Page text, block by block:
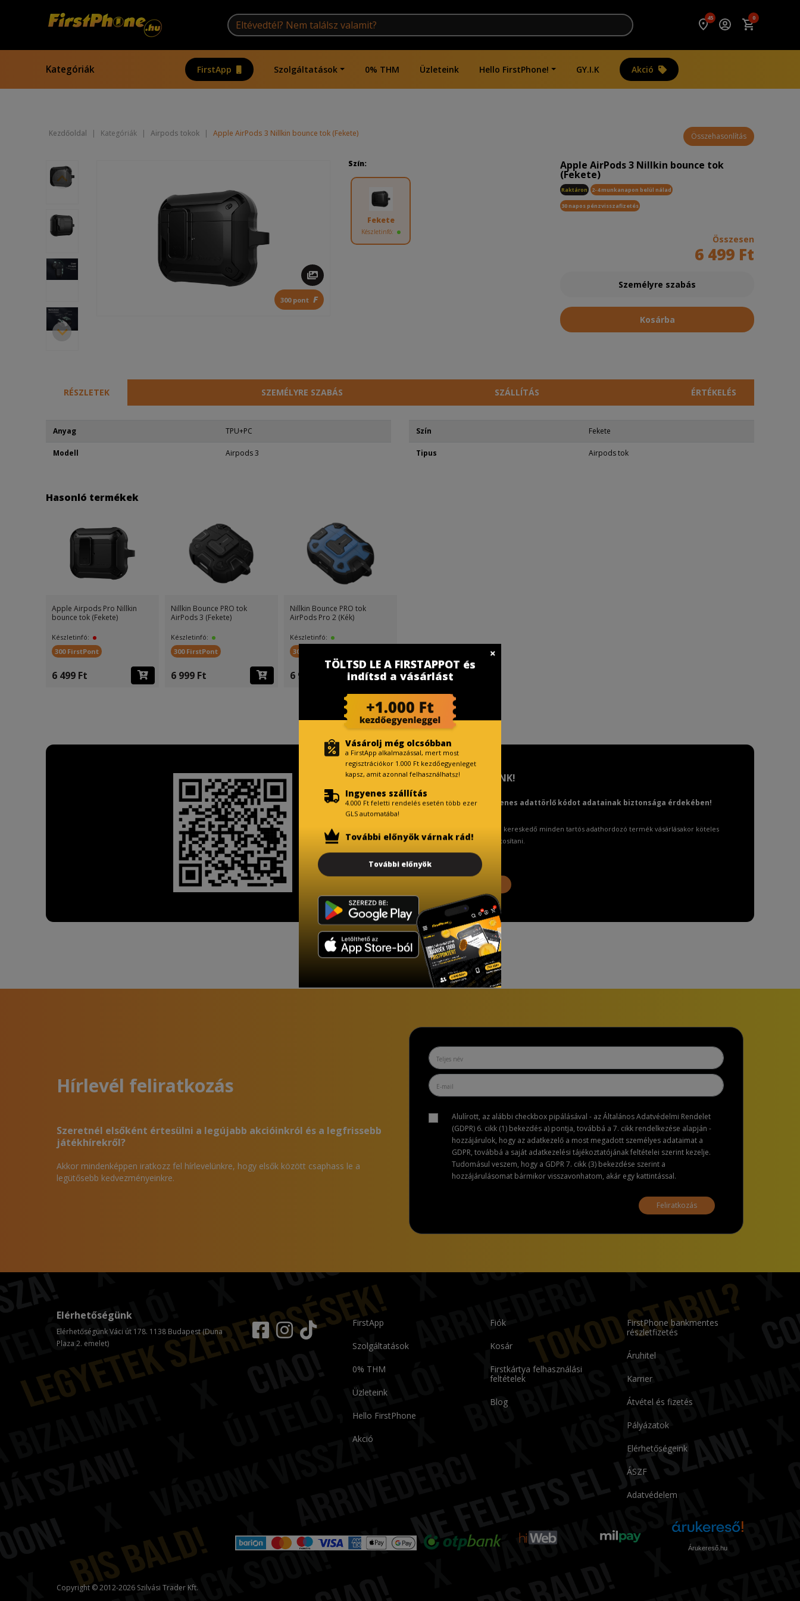
45 0
Kategóriák FirstApp Szolgáltatások 0% THM Üzleteink Hello FirstPhone! GY.I.K Akció
Kezdőoldal | Kategóriák | Airpods tokok | Apple AirPods 3 Nillkin bounce tok (Fekete) Összehasonlítás
300 pont F
Szín:
Fekete
Készletinfó:
Apple AirPods 3 Nillkin bounce tok
(Fekete)
Raktáron 2-4 munkanapon belül nálad
30 napos pénzvisszafizetés
Összesen
6 499 Ft
Személyre szabás
Kosárba
RÉSZLETEK SZEMÉLYRE SZABÁS SZÁLLÍTÁS ÉRTÉKELÉS
Anyag TPU+PC
Modell Airpods 3
Szín Fekete
Tipus Airpods tok
Hasonló termékek
Apple Airpods Pro Nillkin
bounce tok (Fekete)
Készletinfó:
300 FirstPont
6 499 Ft
Nillkin Bounce PRO tok
AirPods 3 (Fekete)
Készletinfó:
300 FirstPont
6 999 Ft
Nillkin Bounce PRO tok
AirPods Pro 2 (Kék)
Készletinfó:
300 FirstPont
6 999 Ft
TISZTELT VÁSÁRLÓNK!
Fizetésnél kérje az ingyenes adattörlő kódot adatainak biztonsága érdekében!
A Kormány döntése alapján a kereskedő minden tartós adathordozó termék vásárlásakor köteles
ingyenes adattörlő kódot biztosítani.
Hírlevél feliratkozás
Szeretnél elsőként értesülni a legújabb akcióinkról és a legfrissebb
játékhírekről?
Akkor mindenképpen iratkozz fel hírlevelünkre, hogy elsők között csaphass le a
legütősebb kedvezményeinkre.
Alulírott, az alábbi checkbox pipálásával - az Általános Adatvédelmi Rendelet
(GDPR) 6. cikk (1) bekezdés a) pontja, továbbá a 7. cikk rendelkezése alapján -
hozzájárulok, hogy az adatkezelő a most megadott személyes adataimat a
GDPR, továbbá a saját adatkezelési tájékoztatójának feltételei szerint kezelje.
Tudomásul veszem, hogy a GDPR 7. cikk (3) bekezdése szerint a
hozzájárulásomat bármikor visszavonhatom, akár egy kattintással.
Feliratkozás
FirstApp
Szolgáltatások
0% THM
Üzleteink
Hello FirstPhone
Akció
Fiók
Kosár
Firstkártya felhasználási
feltételek
Blog
FirstPhone bankmentes
részletfizetés
Áruhitel
Karrier
Átvétel és fizetés
Pályázatok
Elérhetőségeink
ÁSZF
Adatvédelem
Elérhetőségünk
Elérhetőségünk Váci út 178. 1138 Budapest (Duna
Plaza 2. emelet)
Árukereső.hu
Copyright © 2012-2026 Szilvási Trader Kft.
TÖLTSD LE A FIRSTAPPOT és
indítsd a vásárlást
Vásárolj még olcsóbban
a FirstApp alkalmazással, mert most
regisztrációkor 1.000 Ft kezdőegyenleget
kapsz, amit azonnal felhasználhatsz!
Ingyenes szállítás
4.000 Ft feletti rendelés esetén több ezer
GLS automatába!
További előnyök várnak rád!
További előnyök